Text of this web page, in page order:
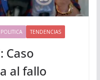
POLITICA TENDENCIAS
Caso
al fallo